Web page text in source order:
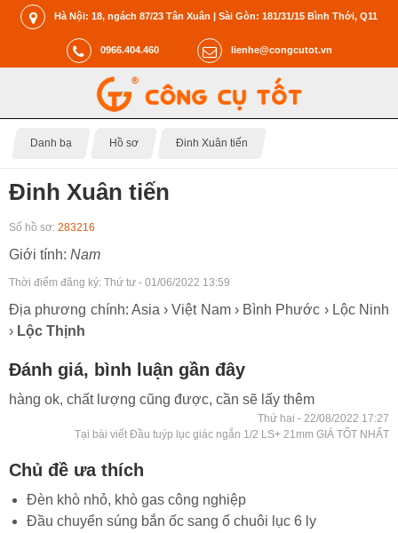
Hà Nội: 18, ngách 87/23 Tân Xuân | Sài Gòn: 181/31/15 Bình Thới, Q11
0966.404.460 lienhe@congcutot.vn
Danh bạ Hồ sơ Đinh Xuân tiến
Đinh Xuân tiến
Số hồ sơ: 283216
Giới tính: Nam
Thời điểm đăng ký: Thứ tư - 01/06/2022 13:59
Địa phương chính: Asia › Việt Nam › Bình Phước › Lộc Ninh
› Lộc Thịnh
Đánh giá, bình luận gần đây
hàng ok, chất lượng cũng được, cần sẽ lấy thêm
Thứ hai - 22/08/2022 17:27
Tại bài viết Đầu tuýp lục giác ngắn 1/2 LS+ 21mm GIÁ TỐT NHẤT
Chủ đề ưa thích
Đèn khò nhỏ, khò gas công nghiệp
Đầu chuyển súng bắn ốc sang ổ chuôi lục 6 ly